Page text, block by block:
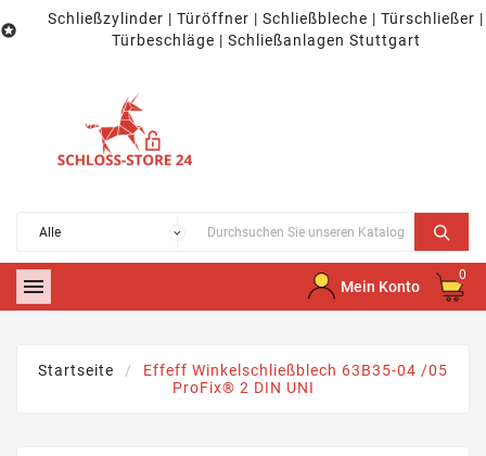

Schließzylinder | Türöffner | Schließbleche | Türschließer |
Türbeschläge | Schließanlagen Stuttgart
 Mein Konto
0
Startseite
Effeff Winkelschließblech 63B35-04 /05
ProFix® 2 DIN UNI